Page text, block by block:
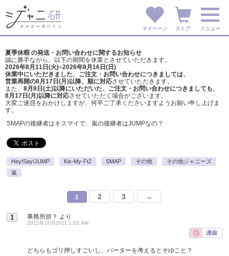
マイページ ストア メニュー
夏季休暇 の発送・お問い合わせに関するお知らせ
誠に勝手ながら、以下の期間を休業とさせていただきます。
2026年8月11日(火)~2026年8月16日(日)
休業中にいただきました、ご注文・お問い合わせにつきましては、
営業再開の8月17日(月)以降、順に対応させていただきます。
また、 8月8日(土)以降にいただいた、ご注文・ お問い合わせにつきましても、
8月17日(月)以降に対応させていただく場合がございます。
大変ご迷惑をおかけしますが、 何卒ご了承くださいますようお願い申し上げま
す。
SMAPの後継者はキスマイで、嵐の後継者はJUMPなの？
Hey!Say!JUMP Kis-My-Ft2 SMAP その他
その他ジャニーズ
嵐
1 2 3 →
1 事務所担？ より
2015年10月20日 1:03 AM
どちらもゴリ押しすごいし、バーターを考えるとそゆこと？